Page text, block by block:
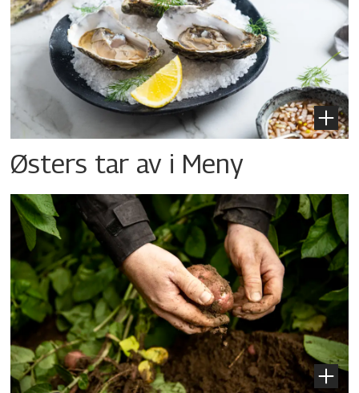
Østers tar av i Meny